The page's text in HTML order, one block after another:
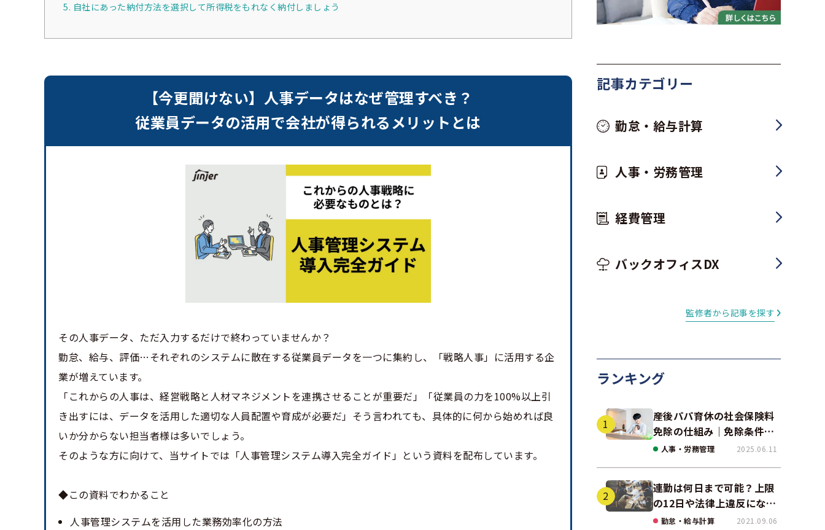
5. 自社にあった納付方法を選択して所得税をもれなく納付しましょう
【今更聞けない】人事データはなぜ管理すべき？
従業員データの活用で会社が得られるメリットとは
その人事データ、ただ入力するだけで終わっていませんか？
勤怠、給与、評価…それぞれのシステムに散在する従業員データを一つに集約し、「戦略人事」に活用する企
業が増えています。
「これからの人事は、経営戦略と人材マネジメントを連携させることが重要だ」「従業員の力を100%以上引
き出すには、データを活用した適切な人員配置や育成が必要だ」そう言われても、具体的に何から始めれば良
いか分からない担当者様は多いでしょう。
そのような方に向けて、当サイトでは「人事管理システム導入完全ガイド」という資料を配布しています。
◆この資料でわかること
人事管理システムを活用した業務効率化の方法
記事カテゴリー
勤怠・給与計算
人事・労務管理
経費管理
バックオフィスDX
監修者から記事を探す
ランキング
産後パパ育休の社会保険料
免除の仕組み｜免除条件と
事例、手続きの注意点を解
人事・労務管理 2025.06.11
連勤は何日まで可能？上限
の12日や法律上違反になる
場合も解説
勤怠・給与計算 2021.09.06